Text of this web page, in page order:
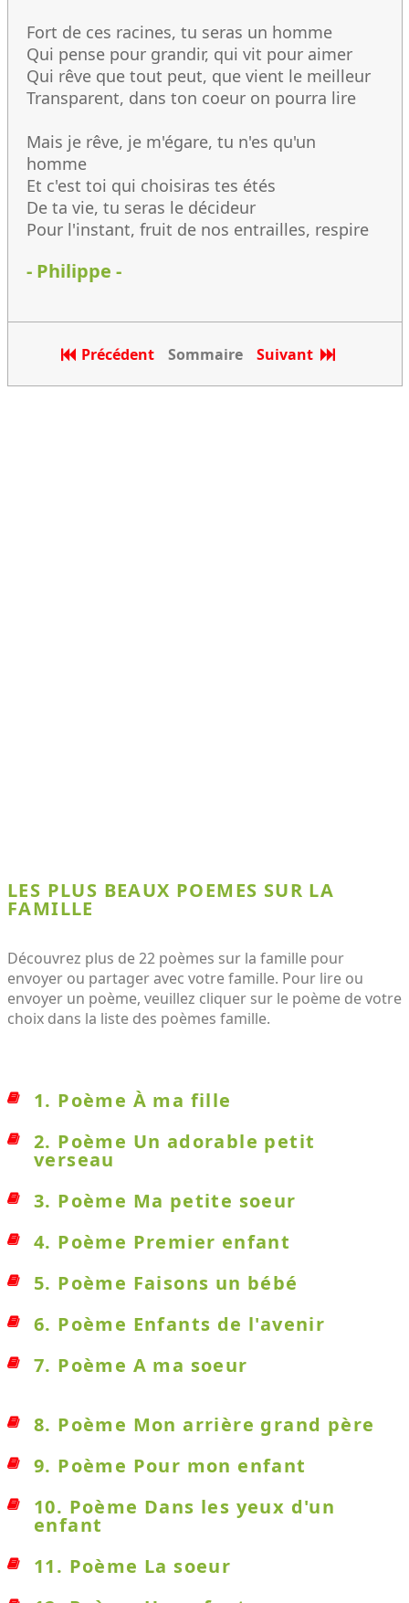
Fort de ces racines, tu seras un homme
Qui pense pour grandir, qui vit pour aimer
Qui rêve que tout peut, que vient le meilleur
Transparent, dans ton coeur on pourra lire
Mais je rêve, je m'égare, tu n'es qu'un
homme
Et c'est toi qui choisiras tes étés
De ta vie, tu seras le décideur
Pour l'instant, fruit de nos entrailles, respire
- Philippe -
Précédent Sommaire Suivant
LES PLUS BEAUX POEMES SUR LA
FAMILLE
Découvrez plus de 22 poèmes sur la famille pour
envoyer ou partager avec votre famille. Pour lire ou
envoyer un poème, veuillez cliquer sur le poème de votre
choix dans la liste des poèmes famille.
1. Poème À ma fille
2. Poème Un adorable petit
verseau
3. Poème Ma petite soeur
4. Poème Premier enfant
5. Poème Faisons un bébé
6. Poème Enfants de l'avenir
7. Poème A ma soeur
8. Poème Mon arrière grand père
9. Poème Pour mon enfant
10. Poème Dans les yeux d'un
enfant
11. Poème La soeur